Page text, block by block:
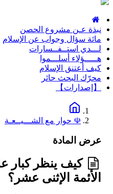
نبذة عـن مشروع الحصن
مائة سؤال وجواب عن الإسلام
لـــدي استــفــسارات
هـــــؤلاء أسلـــموا
كيف أعتنق الإسلام
محرّك البحث حائر
【إصدارات】
☫ حوار مع الشـــيــعـة
عرض المادة
كيف ينظر كبار
الأئمة الإثنى عشر؟